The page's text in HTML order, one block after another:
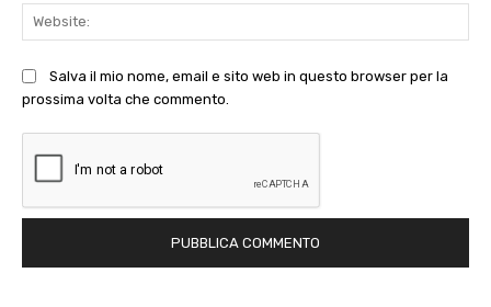
Salva il mio nome, email e sito web in questo browser per la
prossima volta che commento.